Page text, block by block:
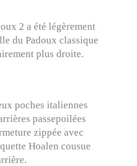
2 a été légèrement
du Padoux classique
plus droite.
poches italiennes
passepoilées
zippée avec
Hoalen cousue